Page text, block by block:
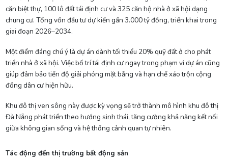
căn biệt thự, 100 lô đất tái định cư và 325 căn hộ nhà ở xã hội dạng
chung cư. Tổng vốn đầu tư dự kiến gần 3.000 tỷ đồng, triển khai trong
giai đoạn 2026–2034.
Một điểm đáng chú ý là dự án dành tối thiểu 20% quỹ đất ở cho phát
triển nhà ở xã hội. Việc bố trí tái định cư ngay trong phạm vi dự án cũng
giúp đảm bảo tiến độ giải phóng mặt bằng và hạn chế xáo trộn cộng
đồng dân cư hiện hữu.
Khu đô thị ven sông này được kỳ vọng sẽ trở thành mô hình khu đô thị
Đà Nẵng phát triển theo hướng sinh thái, tăng cường khả năng kết nối
giữa không gian sống và hệ thống cảnh quan tự nhiên.
Tác động đến thị trường bất động sản